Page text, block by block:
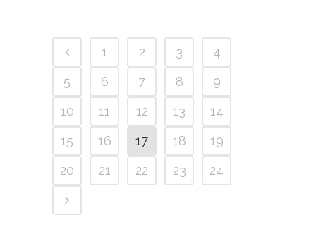
1 2 3
4
5
6 7 8
9
10
11 12 13
14
15
16 17 18
19
20
21 22 23 24